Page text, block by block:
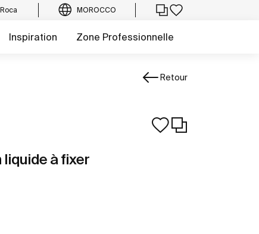
MOROCCO
Inspiration Zone Professionnelle
Retour
liquide à fixer